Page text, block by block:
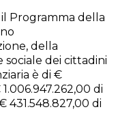
Programma della
della
sociale dei cittadini
è di €
di
431.548.827,00 di